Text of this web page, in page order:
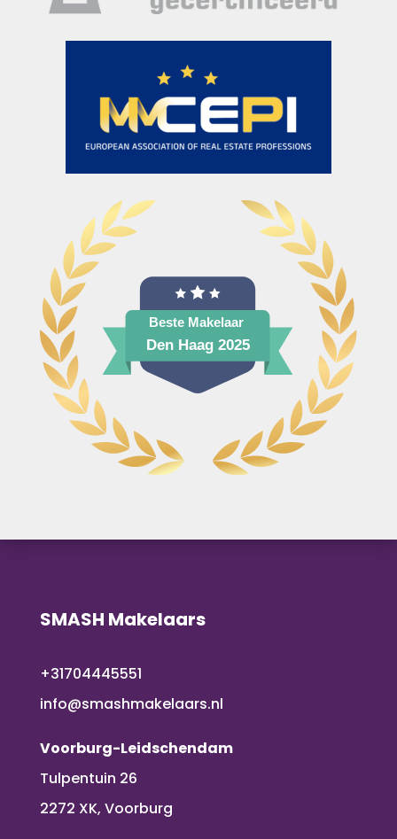
SMASH Makelaars
+31704445551
info@smashmakelaars.nl
Voorburg-Leidschendam
Tulpentuin 26
2272 XK, Voorburg